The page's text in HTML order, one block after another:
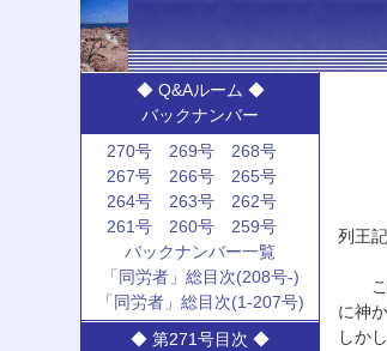
◆ Q&Aルーム ◆
バックナンバー
270号
269号
268号
267号
266号
265号
264号
263号
262号
261号
260号
259号
バックナンバー一覧
「同労者」総目次(208号-)
「同労者」総目次(1-207号)
◆ 第271号目次 ◆
列王
この
に神
しか